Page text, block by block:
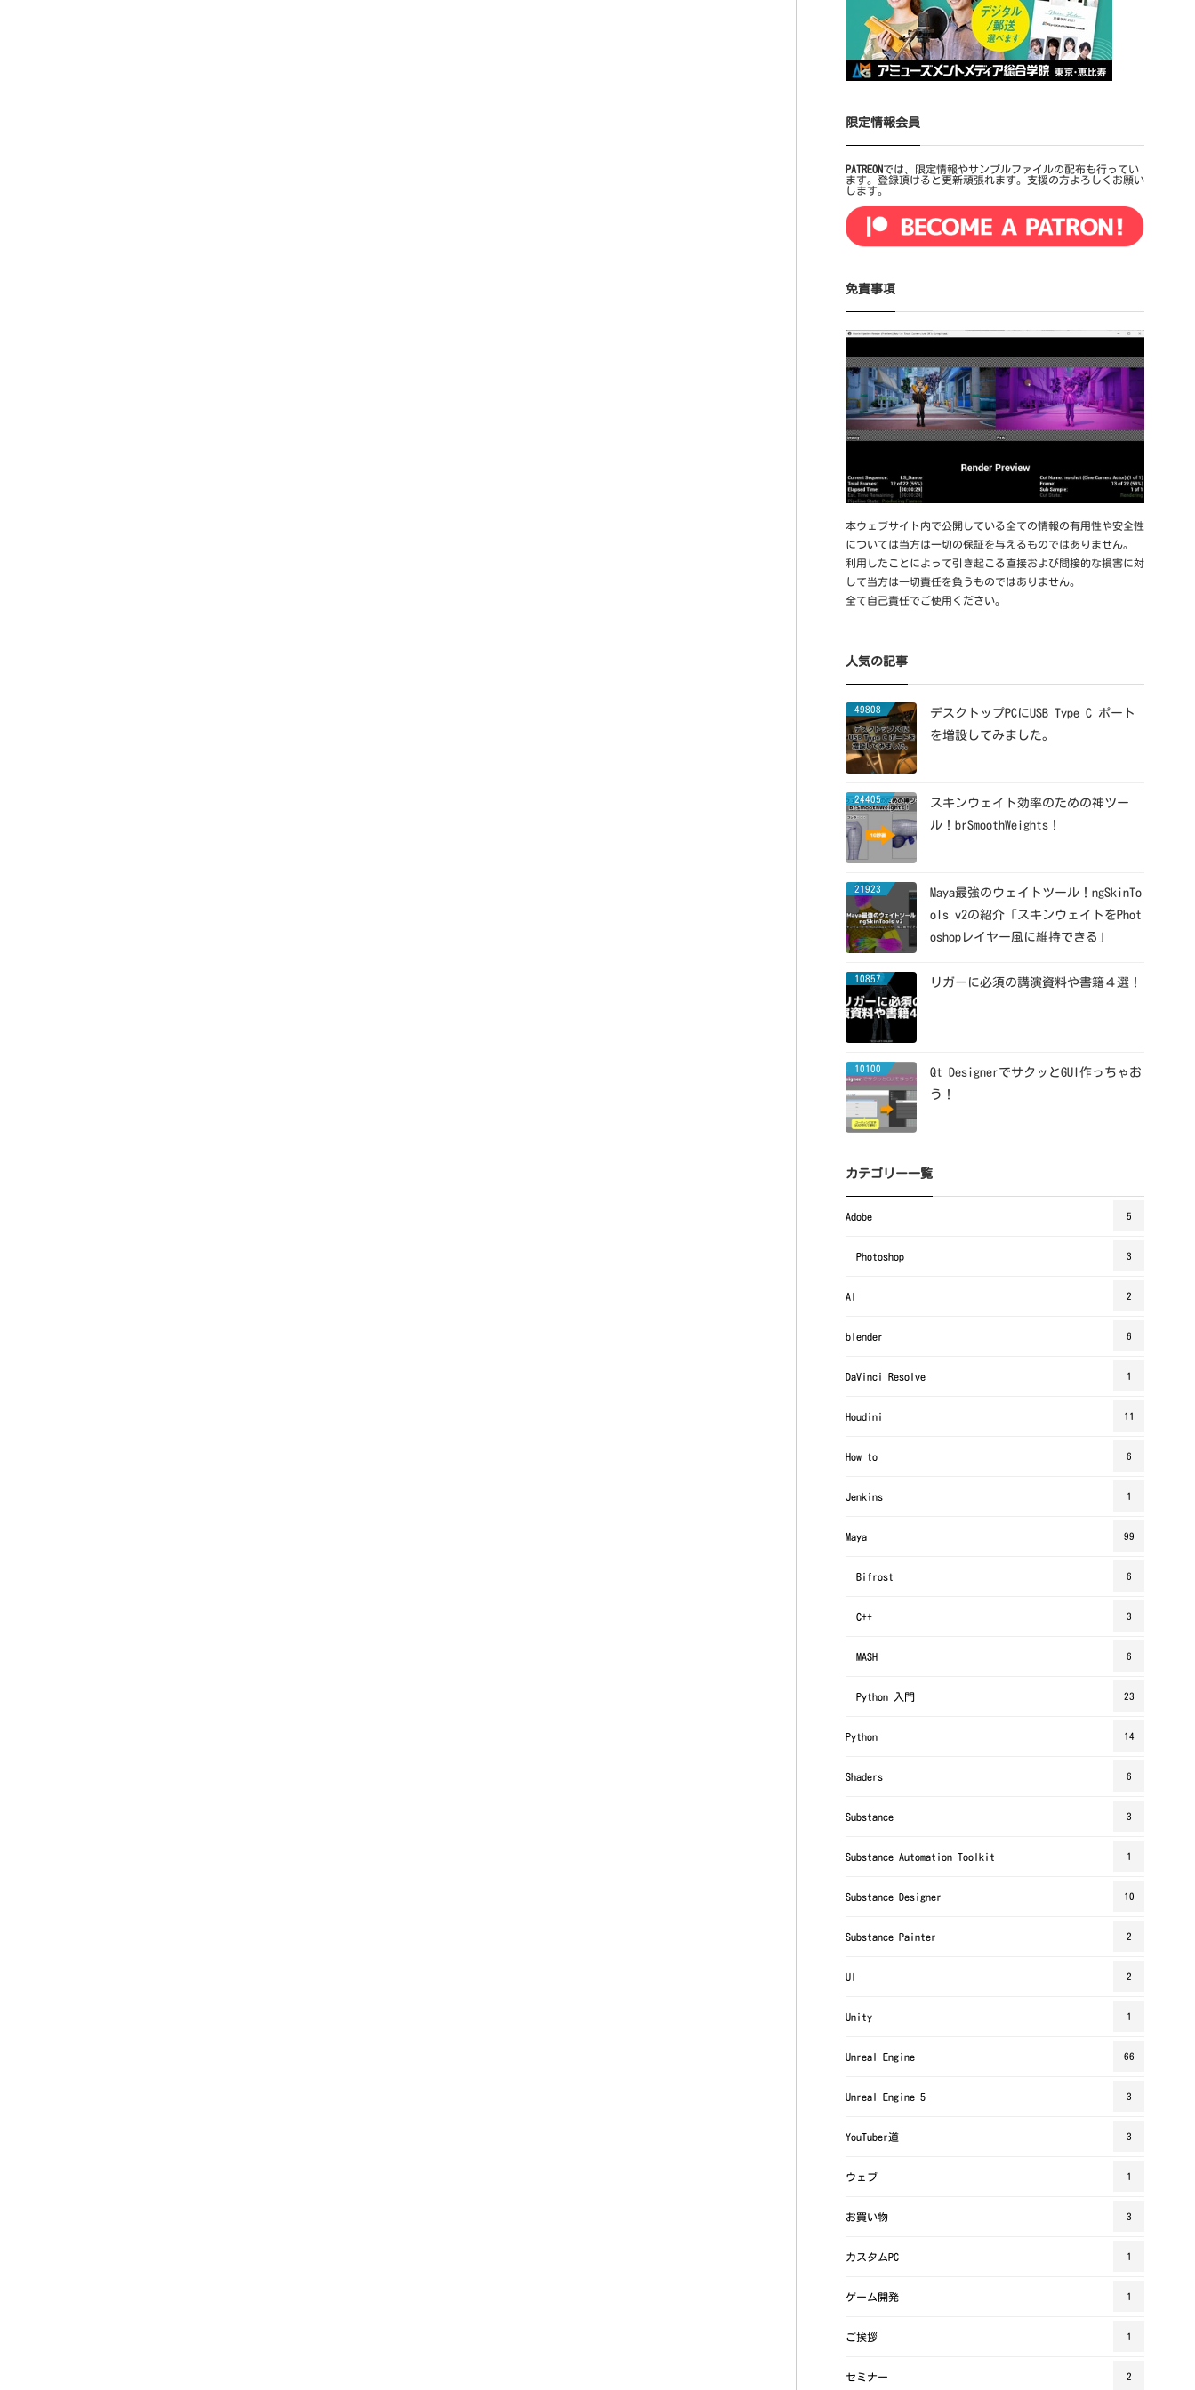
限定情報会員
PATREONでは、限定情報やサンプルファイルの配布も行ってい
ます。登録頂けると更新頑張れます。支援の方よろしくお願い
します。
免責事項
本ウェブサイト内で公開している全ての情報の有用性や安全性
については当方は一切の保証を与えるものではありません。
利用したことによって引き起こる直接および間接的な損害に対
して当方は一切責任を負うものではありません。
全て自己責任でご使用ください。
人気の記事
49808
デスクトップPCにUSB Type C ポート
を増設してみました。
24405
スキンウェイト効率のための神ツー
ル！brSmoothWeights！
21923
Maya最強のウェイトツール！ngSkinTo
ols v2の紹介「スキンウェイトをPhot
oshopレイヤー風に維持できる」
10857 リガーに必須の講演資料や書籍４選！
10100
Qt DesignerでサクッとGUI作っちゃお
う！
カテゴリー一覧
Adobe 5
Photoshop 3
AI 2
blender 6
DaVinci Resolve 1
Houdini 11
How to 6
Jenkins 1
Maya 99
Bifrost 6
C++ 3
MASH 6
Python 入門 23
Python 14
Shaders 6
Substance 3
Substance Automation Toolkit 1
Substance Designer 10
Substance Painter 2
UI 2
Unity 1
Unreal Engine 66
Unreal Engine 5 3
YouTuber道 3
ウェブ 1
お買い物 3
カスタムPC 1
ゲーム開発 1
ご挨拶 1
セミナー 2